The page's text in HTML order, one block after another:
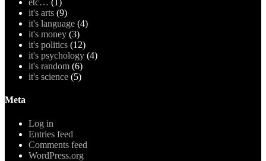
etc… (1)
it's arts (9)
it's language (4)
it's money (3)
it's politics (12)
it's psychology (4)
it's random (6)
it's science (5)
Meta
Log in
Entries feed
Comments feed
WordPress.org